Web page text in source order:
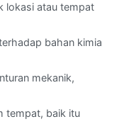
lokasi atau tempat
bahan kimia
mekanik,
tempat, baik itu